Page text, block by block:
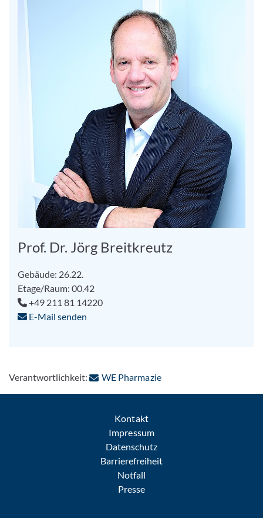
Prof. Dr. Jörg Breitkreutz
Gebäude: 26.22.
Etage/Raum: 00.42
+49 211 81 14220
E-Mail senden
Verantwortlichkeit: WE Pharmazie: Per E-Mail kontaktieren
Kontakt
Impressum
Datenschutz
Barrierefreiheit
Notfall
Presse